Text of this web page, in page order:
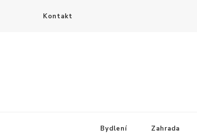
Kontakt
Bydlení Zahrada